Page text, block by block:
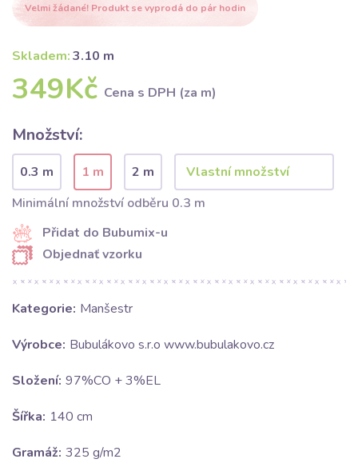
Velmi žádané! Produkt se vyprodá do pár hodin
Skladem:3.10 m
349Kč Cena s DPH (za m)
Množství:
0.3 m 1 m
2 m
Minimální množství odběru 0.3 m
Přidat do Bubumix-u
Objednať vzorku
Kategorie: Manšestr
Výrobce: Bubulákovo s.r.o www.bubulakovo.cz
Složení: 97%CO + 3%EL
Šířka: 140 cm
Gramáž: 325 g/m2